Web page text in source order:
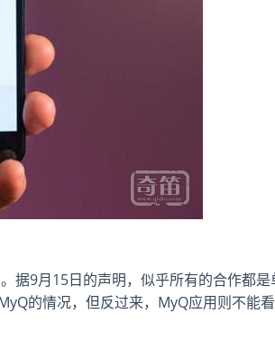
据9月15日的声明，似乎所有的合作都是
的情况，但反过来，MyQ应用则不能看